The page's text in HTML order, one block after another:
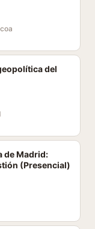
del
de Madrid:
(Presencial)